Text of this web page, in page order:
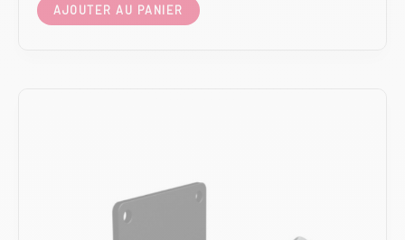
AJOUTER AU PANIER